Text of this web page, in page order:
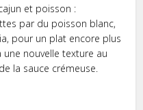
et poisson :
par du poisson blanc,
pour un plat encore plus
nouvelle texture au
la sauce crémeuse.